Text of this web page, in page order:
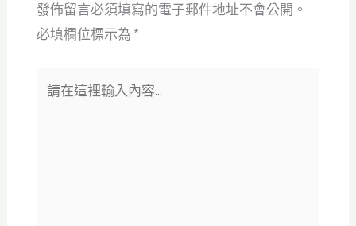
發佈留言必須填寫的電子郵件地址不會公開。
必填欄位標示為 *